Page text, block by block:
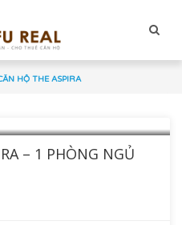
HỘ THE ASPIRA
– 1 PHÒNG NGỦ